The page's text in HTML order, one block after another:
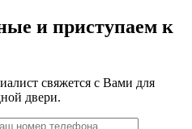
и приступаем к
свяжется с Вами для
двери.